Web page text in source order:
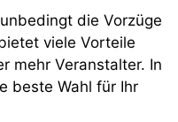
die Vorzüge
viele Vorteile
mehr Veranstalter. In
beste Wahl für Ihr